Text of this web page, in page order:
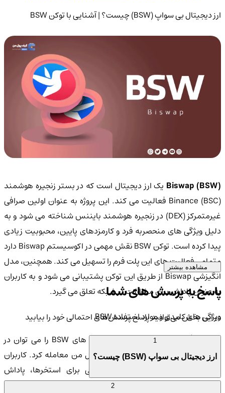
ارز دیجیتال بی سواپ (BSW) چیست؟ | آشنایی با توکن BSW
Biswap (BSW)یک ارز دیجیتال است که در بستر زنجیره هوشمند
Binance (BSC) فعالیت می کند. این پروژه به عنوان اولین صرافی
غیرمتمرکز (DEX) در زنجیره هوشمند بایننس شناخته می شود و به
دلیل ویژگی های منحصربه فرد و کارمزدهای پایین، محبوبیت زیادی
پیدا کرده است. توکن BSW نقش مهمی در اکوسیستم Biswap دارد
و تمامی فعالیت های این پلت فرم را تسهیل می کند. همچنین، مدل
انگیزشی Biswap از طریق این توکن پشتیبانی می شود و به کاربران
به عنوان پاداش برای مشارکت در شبکه تعلق می گیرد.
ویژگی های کلیدی و موارد استفاده BSW
خرید و فروش و تامین نقدینگی:
توکن های BSW را می توان در
صرافی های معتبر مانند صرافی کیف پول من معامله کرد. کاربران
همچنین می توانند با تامین نقدینگی برای استخرها، پاداش
فارمینگBSW را به دست آورند.
مشاهده بیشتر
پاسخ به پرسش های شما
در این بخش می‌توانید پاسخ پرسش‌های احتمالی خود را بیابید
ارز دیجیتال بی سواپ (BSW) چیست؟